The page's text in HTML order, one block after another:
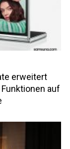
erweitert
auf